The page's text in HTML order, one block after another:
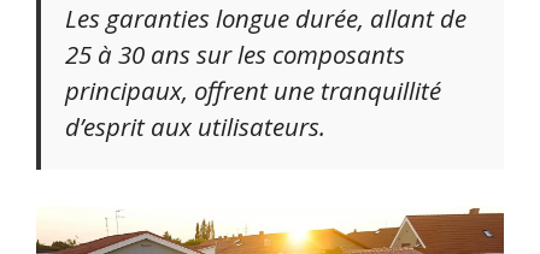
Les garanties longue durée, allant de
25 à 30 ans sur les composants
principaux, offrent une tranquillité
d’esprit aux utilisateurs.